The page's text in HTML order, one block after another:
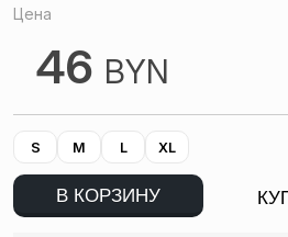
Цена
46 BYN
S M L XL
В КОРЗИНУ